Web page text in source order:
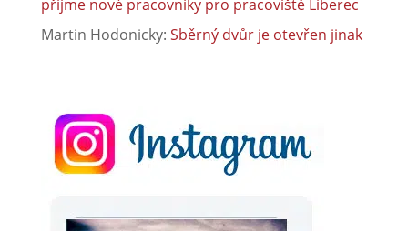
přijme nové pracovníky pro pracoviště Liberec
Martin Hodonicky: Sběrný dvůr je otevřen jinak